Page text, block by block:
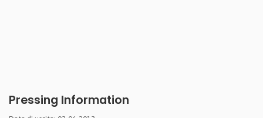
Pressing Information